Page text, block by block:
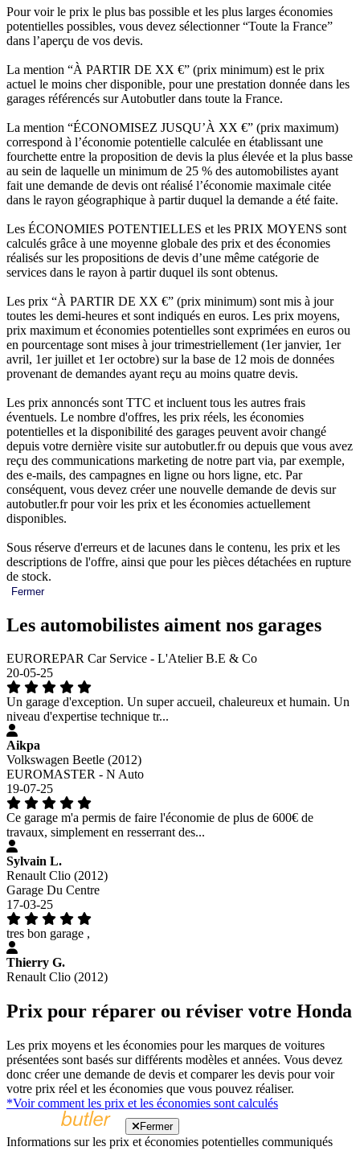
Pour voir le prix le plus bas possible et les plus larges économies
potentielles possibles, vous devez sélectionner “Toute la France”
dans l’aperçu de vos devis.
La mention “À PARTIR DE XX €” (prix minimum) est le prix
actuel le moins cher disponible, pour une prestation donnée dans les
garages référencés sur Autobutler dans toute la France.
La mention “ÉCONOMISEZ JUSQU’À XX €” (prix maximum)
correspond à l’économie potentielle calculée en établissant une
fourchette entre la proposition de devis la plus élevée et la plus basse
au sein de laquelle un minimum de 25 % des automobilistes ayant
fait une demande de devis ont réalisé l’économie maximale citée
dans le rayon géographique à partir duquel la demande a été faite.
Les ÉCONOMIES POTENTIELLES et les PRIX MOYENS sont
calculés grâce à une moyenne globale des prix et des économies
réalisés sur les propositions de devis d’une même catégorie de
services dans le rayon à partir duquel ils sont obtenus.
Les prix “À PARTIR DE XX €” (prix minimum) sont mis à jour
toutes les demi-heures et sont indiqués en euros. Les prix moyens,
prix maximum et économies potentielles sont exprimées en euros ou
en pourcentage sont mises à jour trimestriellement (1er janvier, 1er
avril, 1er juillet et 1er octobre) sur la base de 12 mois de données
provenant de demandes ayant reçu au moins quatre devis.
Les prix annoncés sont TTC et incluent tous les autres frais
éventuels. Le nombre d'offres, les prix réels, les économies
potentielles et la disponibilité des garages peuvent avoir changé
depuis votre dernière visite sur autobutler.fr ou depuis que vous avez
reçu des communications marketing de notre part via, par exemple,
des e-mails, des campagnes en ligne ou hors ligne, etc. Par
conséquent, vous devez créer une nouvelle demande de devis sur
autobutler.fr pour voir les prix et les économies actuellement
disponibles.
Sous réserve d'erreurs et de lacunes dans le contenu, les prix et les
descriptions de l'offre, ainsi que pour les pièces détachées en rupture
de stock.
Fermer
Les automobilistes aiment nos garages
EUROREPAR Car Service - L'Atelier B.E & Co
20-05-25
Un garage d'exception. Un super accueil, chaleureux et humain. Un
niveau d'expertise technique tr...
Aikpa
Volkswagen Beetle (2012)
EUROMASTER - N Auto
19-07-25
Ce garage m'a permis de faire l'économie de plus de 600€ de
travaux, simplement en resserrant des...
Sylvain L.
Renault Clio (2012)
Garage Du Centre
17-03-25
tres bon garage ,
Thierry G.
Renault Clio (2012)
Prix pour réparer ou réviser votre Honda
Les prix moyens et les économies pour les marques de voitures
présentées sont basés sur différents modèles et années. Vous devez
donc créer une demande de devis et comparer les devis pour voir
votre prix réel et les économies que vous pouvez réaliser.
*Voir comment les prix et les économies sont calculés
Fermer
Informations sur les prix et économies potentielles communiqués